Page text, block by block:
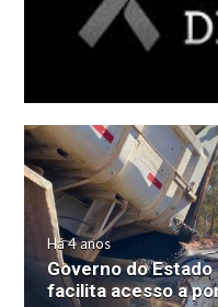
Há 4 anos
Governo do
facilita acesso a